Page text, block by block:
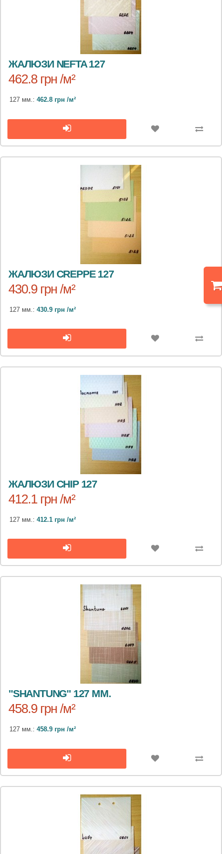
ЖАЛЮЗИ NEFTA 127
462.8 грн /м²
127 мм.: 462.8 грн /м²
ЖАЛЮЗИ CREPPE 127
430.9 грн /м²
127 мм.: 430.9 грн /м²
ЖАЛЮЗИ CHIP 127
412.1 грн /м²
127 мм.: 412.1 грн /м²
"SHANTUNG" 127 ММ.
458.9 грн /м²
127 мм.: 458.9 грн /м²